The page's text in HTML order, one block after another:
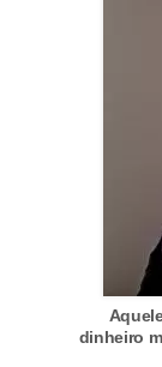
dinheiro